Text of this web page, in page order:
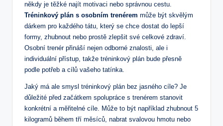
někdy je těžké najít motivaci nebo správnou cestu.⁢
Tréninkový⁣ plán s osobním trenérem ⁤může být‍ skvělým
⁣dárkem pro‍ každého tátu, který se chce ​dostat do lepší
formy, ⁤zhubnout nebo ⁤prostě zlepšit své celkové zdraví.
Osobní trenér ⁣přináší nejen odborné znalosti, ale i
individuální přístup, ⁢takže tréninkový ⁣plán bude přesně
podle ‌potřeb ​a cílů​ vašeho tatínka.
Jaký má ale smysl ​tréninkový plán bez jasného cíle? Je
důležité před ⁢začátkem spolupráce s trenérem stanovit ​
konkrétní a měřitelné cíle. Může to být například ​zhubnout 5
kilogramů během tří ​měsíců, ​nabrat svalovou⁤ hmotu⁢ nebo